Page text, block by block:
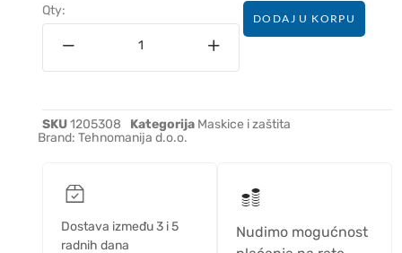
Qty:
DODAJ U KORPU
SKU1205308 Kategorija Maskice i zaštita
Brand: Tehnomanija d.o.o.
Dostava između 3 i 5
radnih dana
Nudimo mogućnost